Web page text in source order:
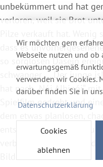
Wir möchten gern
Webseite nutzen und ob
erwartungsgemäß
verwenden wir Cookies.
darüber finden Sie in
Datenschutzerklärung
Cookies
ablehnen
unbekümmert und hat
verloren, weil sie Brot
Pilze verkauft hat.
dass es
so sorglosen Dasein
schwanger ... Der junge
hat nach „Nói Albinói“
Spielfilm gedreht und
dem etwas planlosen,
entspricht: Trockener
verbundene Szenen,
Bildern.